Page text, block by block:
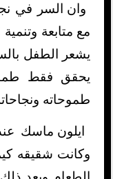
وان السر في
مع متابعة
يشعر الطفل
يحقق فقط
طموحاته
ايلون ماسك
وكانت شقيقه